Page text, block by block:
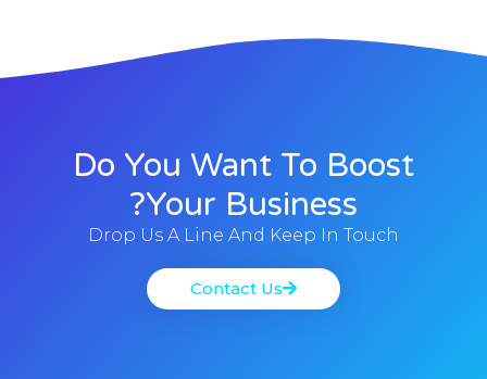
Do You Want To Boost
Your Business?
Drop Us A Line And Keep In Touch
Contact Us